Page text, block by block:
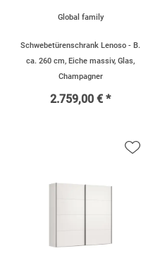
Global family
Schwebetürenschrank Lenoso - B.
ca. 260 cm, Eiche massiv, Glas,
Champagner
2.759,00 € *